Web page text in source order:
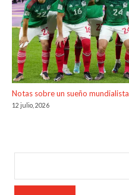
Notas sobre un sueño mundialista
12 julio, 2026